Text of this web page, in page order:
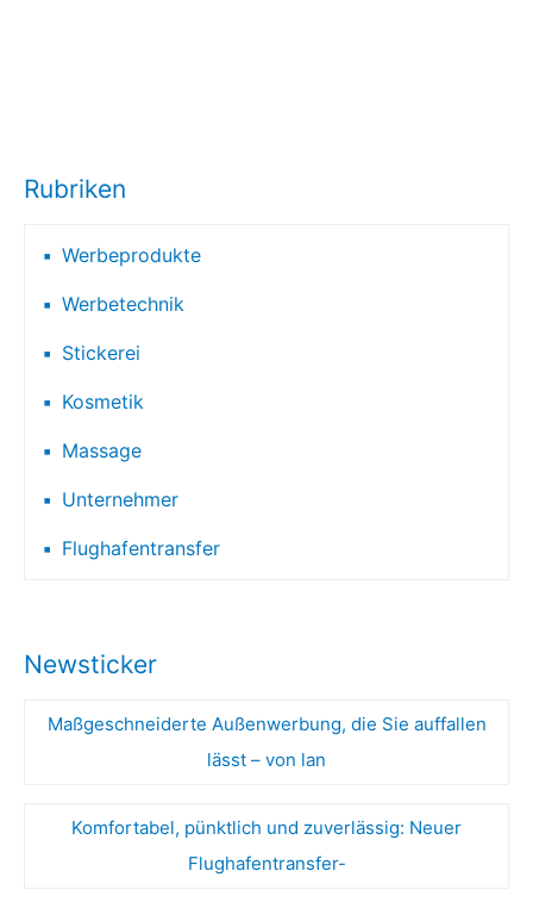
Rubriken
Werbeprodukte
Werbetechnik
Stickerei
Kosmetik
Massage
Unternehmer
Flughafentransfer
Newsticker
Maßgeschneiderte Außenwerbung, die Sie auffallen
lässt – von lan
Komfortabel, pünktlich und zuverlässig: Neuer
Flughafentransfer-